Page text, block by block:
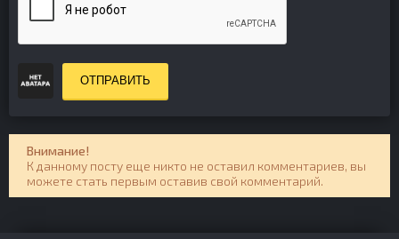
ОТПРАВИТЬ
Внимание!
К данному посту еще никто не оставил комментариев, вы
можете стать первым оставив свой комментарий.